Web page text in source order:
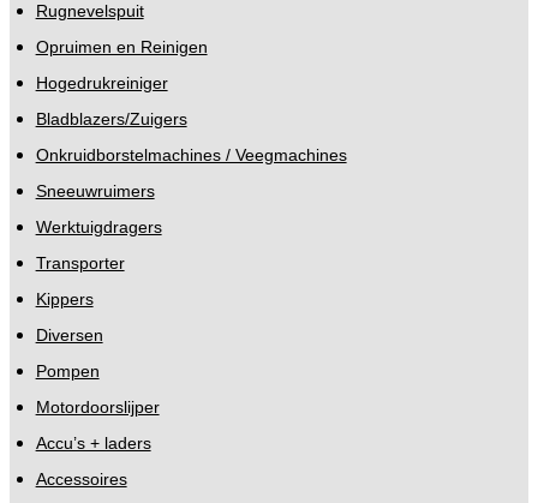
Rugnevelspuit
Opruimen en Reinigen
Hogedrukreiniger
Bladblazers/Zuigers
Onkruidborstelmachines / Veegmachines
Sneeuwruimers
Werktuigdragers
Transporter
Kippers
Diversen
Pompen
Motordoorslijper
Accu’s + laders
Accessoires